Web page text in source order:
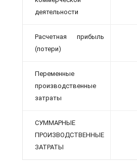
деятельности
Расчетная прибыль
(потери)
Переменные
производственные
затраты
СУММАРНЫЕ
ПРОИЗВОДСТВЕННЫЕ
ЗАТРАТЫ